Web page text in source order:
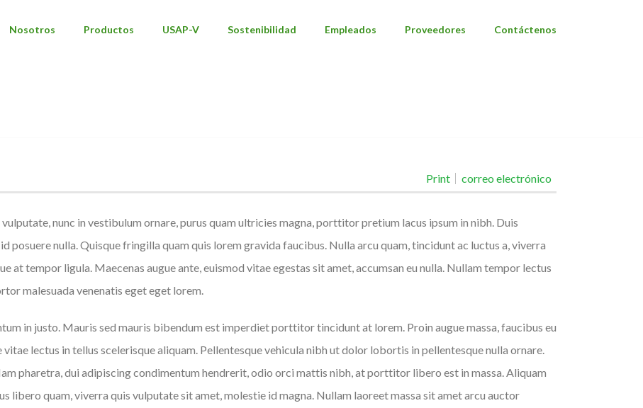
Nosotros Productos USAP-V Sostenibilidad Empleados Proveedores Contáctenos
Print correo electrónico
nunc in vestibulum ornare, purus quam ultricies magna, porttitor pretium lacus ipsum in nibh. Duis
posuere nulla. Quisque fringilla quam quis lorem gravida faucibus. Nulla arcu quam, tincidunt ac luctus a, viverra
at tempor ligula. Maecenas augue ante, euismod vitae egestas sit amet, accumsan eu nulla. Nullam tempor lectus
malesuada venenatis eget eget lorem.
in justo. Mauris sed mauris bibendum est imperdiet porttitor tincidunt at lorem. Proin augue massa, faucibus eu
lectus in tellus scelerisque aliquam. Pellentesque vehicula nibh ut dolor lobortis in pellentesque nulla ornare.
pharetra, dui adipiscing condimentum hendrerit, odio orci mattis nibh, at porttitor libero est in massa. Aliquam
libero quam, viverra quis vulputate sit amet, molestie id magna. Nullam laoreet massa sit amet arcu auctor